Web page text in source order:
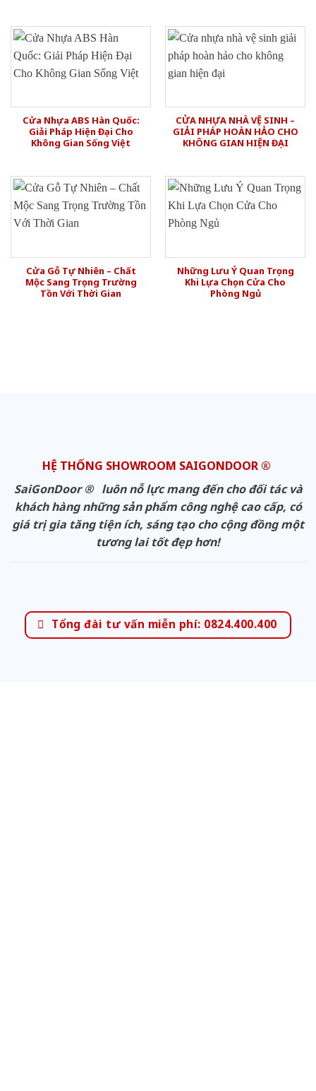
Cửa Nhựa ABS Hàn Quốc:
Giải Pháp Hiện Đại Cho
Không Gian Sống Việt
CỬA NHỰA NHÀ VỆ SINH –
GIẢI PHÁP HOÀN HẢO CHO
KHÔNG GIAN HIỆN ĐẠI
Cửa Gỗ Tự Nhiên – Chất
Mộc Sang Trọng Trường
Tồn Với Thời Gian
Những Lưu Ý Quan Trọng
Khi Lựa Chọn Cửa Cho
Phòng Ngủ
HỆ THỐNG SHOWROOM SAIGONDOOR ®
SaiGonDoor ® luôn nỗ lực mang đến cho đối tác và
khách hàng những sản phẩm công nghệ cao cấp, có
giá trị gia tăng tiện ích, sáng tạo cho cộng đồng một
tương lai tốt đẹp hơn!
Tổng đài tư vấn miễn phí: 0824.400.400